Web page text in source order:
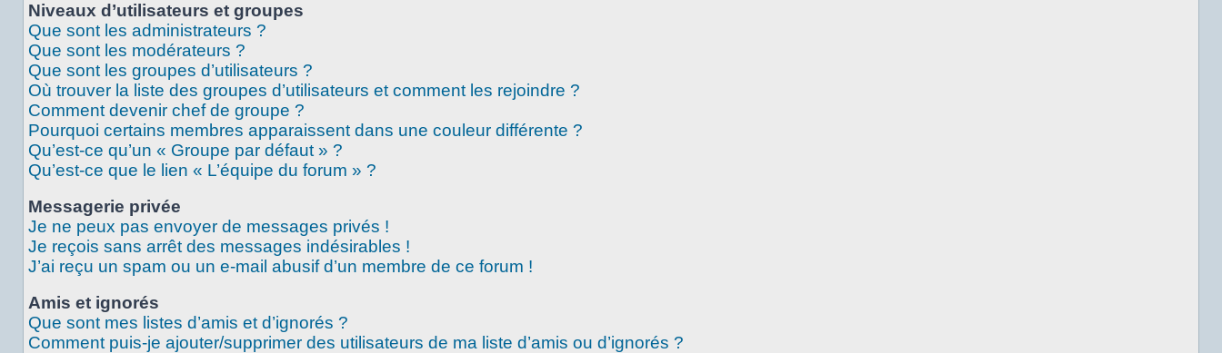
Niveaux d’utilisateurs et groupes
Que sont les administrateurs ?
Que sont les modérateurs ?
Que sont les groupes d’utilisateurs ?
Où trouver la liste des groupes d’utilisateurs et comment les rejoindre ?
Comment devenir chef de groupe ?
Pourquoi certains membres apparaissent dans une couleur différente ?
Qu’est-ce qu’un « Groupe par défaut » ?
Qu’est-ce que le lien « L’équipe du forum » ?
Messagerie privée
Je ne peux pas envoyer de messages privés !
Je reçois sans arrêt des messages indésirables !
J’ai reçu un spam ou un e-mail abusif d’un membre de ce forum !
Amis et ignorés
Que sont mes listes d’amis et d’ignorés ?
Comment puis-je ajouter/supprimer des utilisateurs de ma liste d’amis ou d’ignorés ?